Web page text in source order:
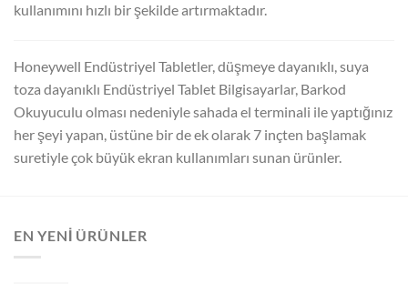
kullanımını hızlı bir şekilde artırmaktadır.
Honeywell Endüstriyel Tabletler, düşmeye dayanıklı, suya
toza dayanıklı Endüstriyel Tablet Bilgisayarlar, Barkod
Okuyuculu olması nedeniyle sahada el terminali ile yaptığınız
her şeyi yapan, üstüne bir de ek olarak 7 inçten başlamak
suretiyle çok büyük ekran kullanımları sunan ürünler.
EN YENI ÜRÜNLER